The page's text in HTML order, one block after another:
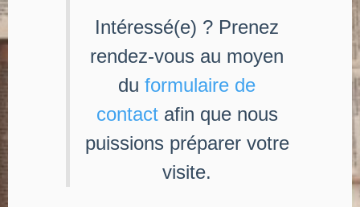
Intéressé(e) ? Prenez
rendez-vous au moyen
du formulaire de
contactafin que nous
puissions préparer votre
visite.